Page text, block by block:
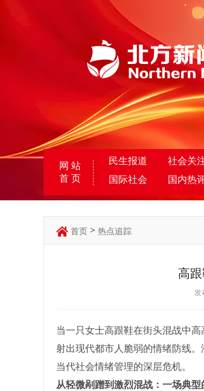
网 站
首 页
民生报道 社会关
国际社会
国内热
首页 > 热点追踪
高
发
当一只女士高跟鞋在街头混战中
射出现代都市人脆弱的情绪防线
当代社会情绪管理的深层危机。
从轻微剐蹭到激烈混战：一场典型